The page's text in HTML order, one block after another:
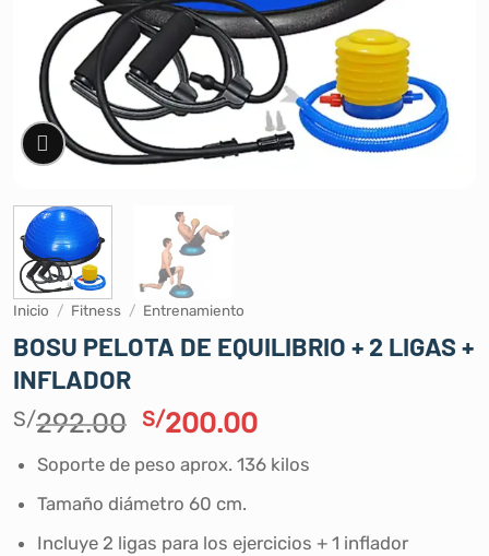
Inicio / Fitness / Entrenamiento
BOSU PELOTA DE EQUILIBRIO + 2 LIGAS +
INFLADOR
S/292.00 El
original
era:
S/292.00.
S/200.00El
actual
S/200.00.
Soporte de peso aprox. 136 kilos
Tamaño diámetro 60 cm.
Incluye 2 ligas para los ejercicios + 1 inflador